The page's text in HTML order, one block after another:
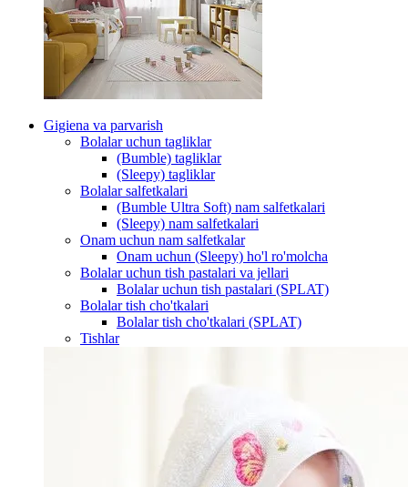
Gigiena va parvarish
Bolalar uchun tagliklar
(Bumble) tagliklar
(Sleepy) tagliklar
Bolalar salfetkalari
(Bumble Ultra Soft) nam salfetkalari
(Sleepy) nam salfetkalari
Onam uchun nam salfetkalar
Onam uchun (Sleepy) ho'l ro'molcha
Bolalar uchun tish pastalari va jellari
Bolalar uchun tish pastalari (SPLAT)
Bolalar tish cho'tkalari
Bolalar tish cho'tkalari (SPLAT)
Tishlar